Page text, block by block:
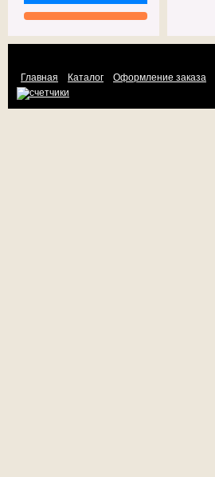
Главная Каталог Оформление заказа